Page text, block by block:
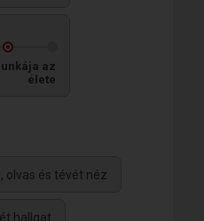
az
élete
olvas és tévét néz
hallgat